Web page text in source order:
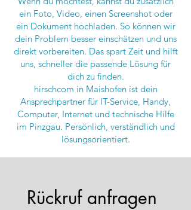
ein Foto, Video, einen Screenshot oder
ein Dokument hochladen. So können wir
dein Problem besser einschätzen und uns
direkt vorbereiten. Das spart Zeit und hilft
uns, schneller die passende Lösung für
dich zu finden.
hirschcom in Maishofen ist dein
Ansprechpartner für IT-Service, Handy,
Computer, Internet und technische Hilfe
im Pinzgau. Persönlich, verständlich und
lösungsorientiert.
Rückruf anfragen